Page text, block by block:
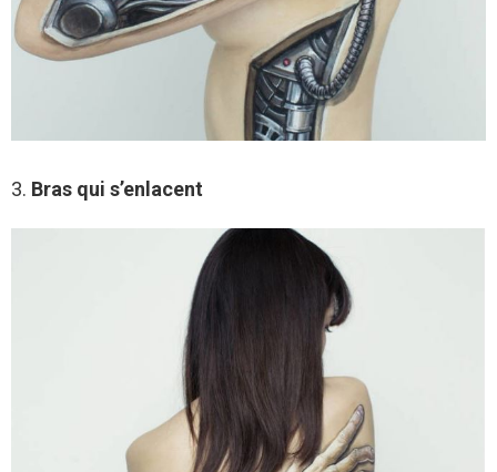
3. Bras qui s’enlacent